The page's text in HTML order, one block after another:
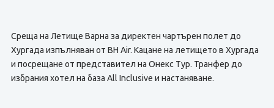
Среща на Летище Варна за директен чартърен полет до
Хургада изпълняван от BH Air. Кацане на летището в Хургада
и посрещане от представител на Онекс Тур. Транфер до
избрания хотел на база All Inclusive и настаняване.